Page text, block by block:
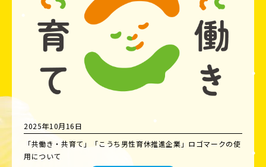
2025年10月16日
「共働き・共育て」「こうち男性育休推進企業」ロゴマークの使
用について